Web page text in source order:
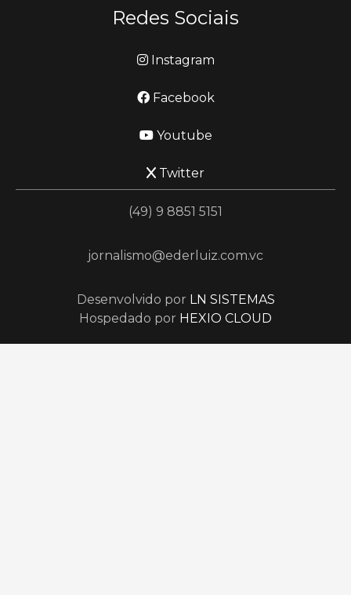
Redes Sociais
Instagram
Facebook
Youtube
Twitter
(49) 9 8851 5151
jornalismo@ederluiz.com.vc
Desenvolvido por LN SISTEMAS
Hospedado por HEXIO CLOUD